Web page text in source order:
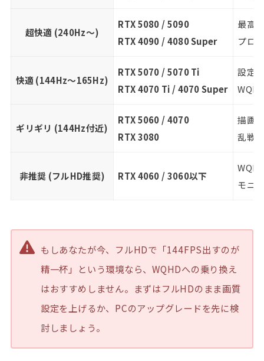
超快適 (240Hz～)
RTX 5080 / 5090
RTX 4090 / 4080 Super
最高
プロ
快適 (144Hz～165Hz)
RTX 5070 / 5070 Ti
RTX 4070 Ti / 4070 Super
設定
ギリギリ (144Hz付近)
RTX 5060 / 4070
RTX 3080
描画
乱戦
非推奨 (フルHD推奨) RTX 4060 / 3060以下
モニ
もしあなたが今、フルHDで「144FPS出すのが
精一杯」という環境なら、WQHDへの乗り換え
はおすすめしません。まずはフルHDのまま画質
設定を上げるか、PCのアップグレードを先に検
討しましょう。